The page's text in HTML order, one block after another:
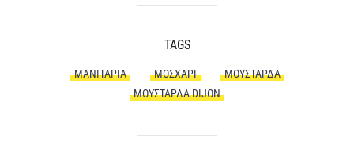
TAGS
ΜΑΝΙΤΆΡΙΑ ΜΟΣΧΆΡΙ
ΜΟΥΣΤΆΡΔΑ
ΜΟΥΣΤΆΡΔΑ DIJON